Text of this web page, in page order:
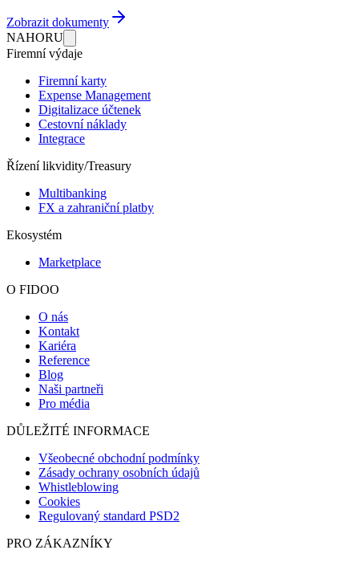
Zobrazit dokumenty
NAHORU
Firemní výdaje
Firemní karty
Expense Management
Digitalizace účtenek
Cestovní náklady
Integrace
Řízení likvidity/Treasury
Multibanking
FX a zahraniční platby
Ekosystém
Marketplace
O FIDOO
O nás
Kontakt
Kariéra
Reference
Blog
Naši partneři
Pro média
DŮLEŽITÉ INFORMACE
Všeobecné obchodní podmínky
Zásady ochrany osobních údajů
Whistleblowing
Cookies
Regulovaný standard PSD2
PRO ZÁKAZNÍKY